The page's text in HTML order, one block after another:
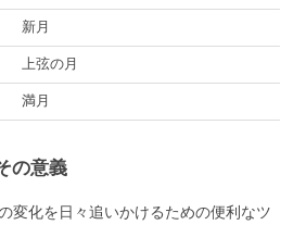
新月
上弦の月
満月
の意義
変化を日々追いかけるための便利なツ